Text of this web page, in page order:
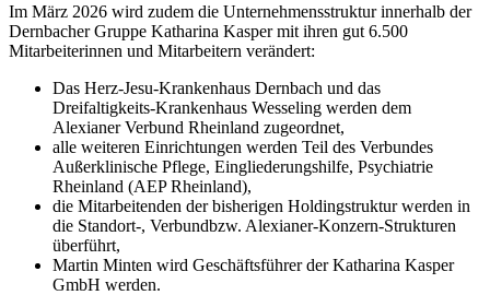
Im März 2026 wird zudem die Unternehmensstruktur innerhalb der
Dernbacher Gruppe Katharina Kasper mit ihren gut 6.500
Mitarbeiterinnen und Mitarbeitern verändert:
Das Herz-Jesu-Krankenhaus Dernbach und das
Dreifaltigkeits-Krankenhaus Wesseling werden dem
Alexianer Verbund Rheinland zugeordnet,
alle weiteren Einrichtungen werden Teil des Verbundes
Außerklinische Pflege, Eingliederungshilfe, Psychiatrie
Rheinland (AEP Rheinland),
die Mitarbeitenden der bisherigen Holdingstruktur werden in
die Standort-, Verbund­bzw. Alexianer-Konzern-Strukturen
überführt,
Martin Minten wird Geschäftsführer der Katharina Kasper
GmbH werden.